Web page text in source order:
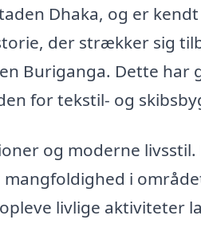
Dhaka, og er
der strækker sig
Buriganga. Dette har
for tekstil- og
og moderne livsstil.
i
livlige aktiviteter